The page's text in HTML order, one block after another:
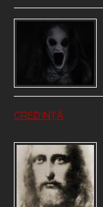
CREDINȚĂ